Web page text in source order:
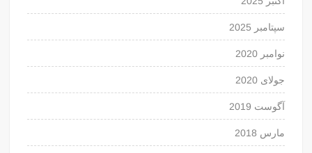
سپتامبر 2025
نوامبر 2020
جولای 2020
آگوست 2019
مارس 2018